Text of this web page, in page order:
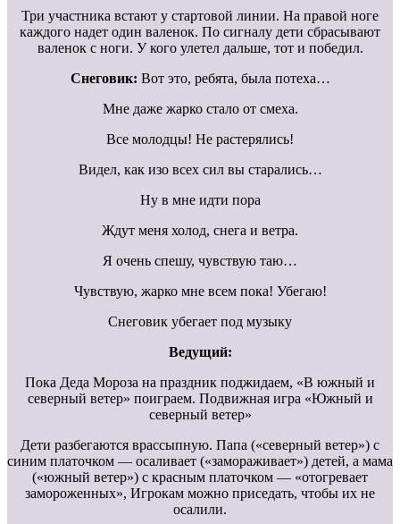
Три участника встают у стартовой линии. На правой ноге
каждого надет один валенок. По сигналу дети сбрасывают
валенок с ноги. У кого улетел дальше, тот и победил.
Снеговик: Вот это, ребята, была потеха…
Мне даже жарко стало от смеха.
Все молодцы! Не растерялись!
Видел, как изо всех сил вы старались…
Ну в мне идти пора
Ждут меня холод, снега и ветра.
Я очень спешу, чувствую таю…
Чувствую, жарко мне всем пока! Убегаю!
Снеговик убегает под музыку
Ведущий:
Пока Деда Мороза на праздник поджидаем, «В южный и
северный ветер» поиграем. Подвижная игра «Южный и
северный ветер»
Дети разбегаются врассыпную. Папа («северный ветер») с
синим платочком — осаливает («замораживает») детей, а мама
(«южный ветер») с красным платочком — «отогревает
замороженных», Игрокам можно приседать, чтобы их не
осалили.